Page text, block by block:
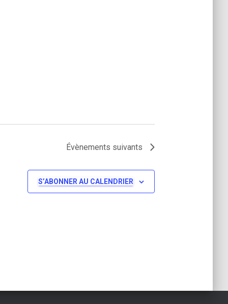
Évènements suivants
S’ABONNER AU CALENDRIER